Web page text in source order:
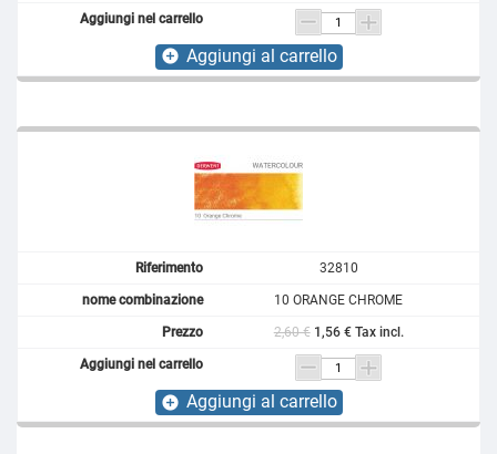
add_circle Aggiungi al carrello
32810
10 ORANGE CHROME
2,60 € 1,56 € Tax incl.
add_circle Aggiungi al carrello